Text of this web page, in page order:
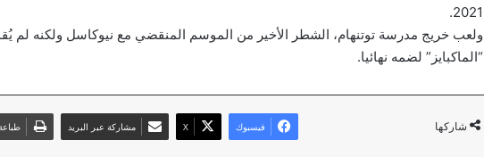
2021.
ولعب خريج مدرسة توتنهام، الشطر الأخير من الموسم المنقضي مع نيوكاسل ولكنه لم
“الماكبايز” لضمه نهائيا.
شاركها فيسبوك ‫X مشاركة عبر البريد